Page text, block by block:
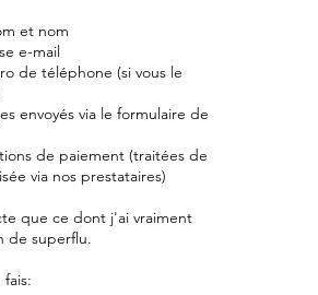
et nom
e-mail
de téléphone (si vous le
envoyés via le formulaire de
de paiement (traitées de
via nos prestataires)
que ce dont j'ai vraiment
de superflu.